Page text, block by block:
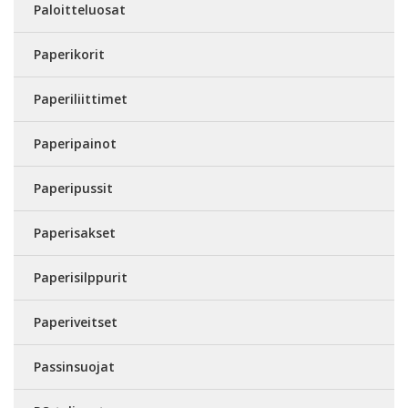
Paloitteluosat
Paperikorit
Paperiliittimet
Paperipainot
Paperipussit
Paperisakset
Paperisilppurit
Paperiveitset
Passinsuojat